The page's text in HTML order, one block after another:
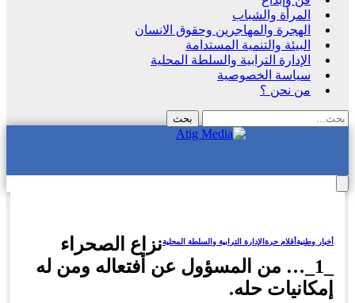
المرأة والشباب
الهجرة والمهاجرين وحقوق الانسان
البيئة والتنمية المستدامة
الإدارة الترابية والسلطة المحلية
سياسة الخصوصية
من نحن ؟
أخبار وطنيةأقلام حرة الإدارة الترابية والسلطة المحليةنزاع الصحراء
_1_… من المسؤول عن أفتعاله ومن له
إمكانيات حله.